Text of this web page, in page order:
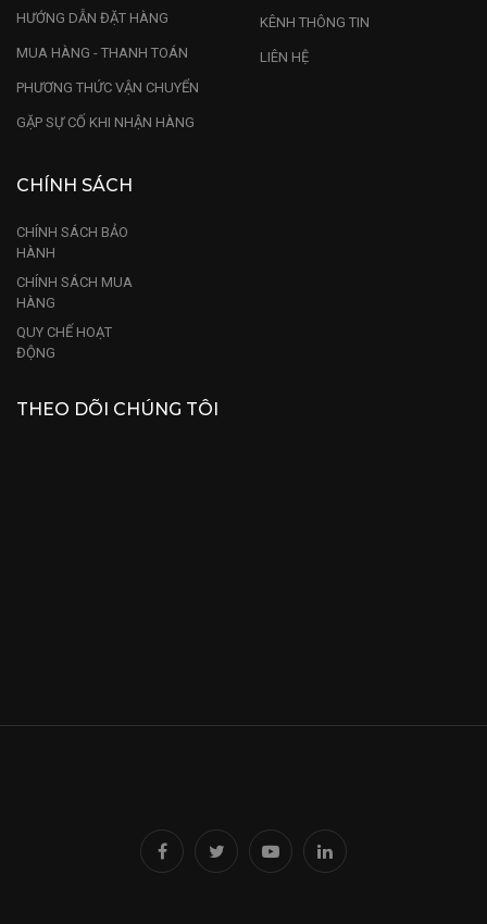
HƯỚNG DẪN ĐẶT HÀNG
MUA HÀNG - THANH TOÁN
PHƯƠNG THỨC VẬN CHUYỂN
GẶP SỰ CỐ KHI NHẬN HÀNG
KÊNH THÔNG TIN
LIÊN HỆ
CHÍNH SÁCH
CHÍNH SÁCH BẢO
HÀNH
CHÍNH SÁCH MUA
HÀNG
QUY CHẾ HOẠT
ĐỘNG
THEO DÕI CHÚNG TÔI